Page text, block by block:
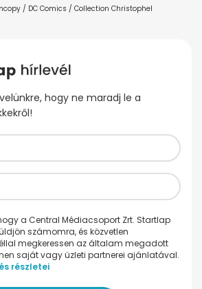
/ DC Comics / Collection Christophel
hogy ne maradj le a
a Central Médiacsoport Zrt. Startlap
számomra, és közvetlen
megkeressen az általam megadott
saját vagy üzleti partnerei ajánlatával.
részletei